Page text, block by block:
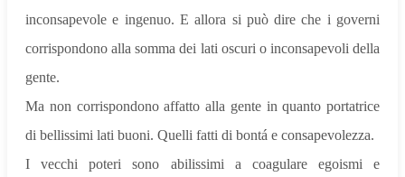
inconsapevole e ingenuo. E allora si può dire che i governi
corrispondono alla somma dei lati oscuri o inconsapevoli della
gente.
Ma non corrispondono affatto alla gente in quanto portatrice
di bellissimi lati buoni. Quelli fatti di bontá e consapevolezza.
I vecchi poteri sono abilissimi a coagulare egoismi e